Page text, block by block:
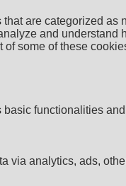
are categorized as
and understand
some of these
functionalities
via analytics, ads,